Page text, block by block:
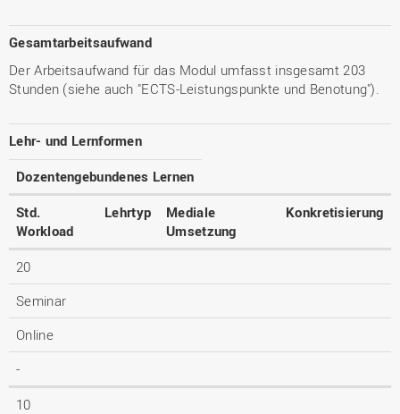
Gesamtarbeitsaufwand
Der Arbeitsaufwand für das Modul umfasst insgesamt 203
Stunden (siehe auch "ECTS-Leistungspunkte und Benotung").
Lehr- und Lernformen
Dozentengebundenes Lernen
Std.
Workload
Lehrtyp
Mediale
Umsetzung
Konkretisierung
20
Seminar
Online
-
10